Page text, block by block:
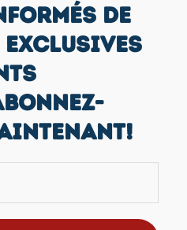
DE
EXCLUSIVES